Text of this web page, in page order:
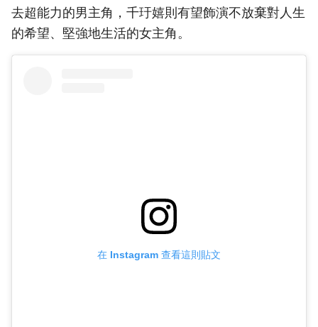
去超能力的男主角，千玗嬉則有望飾演不放棄對人生
的希望、堅強地生活的女主角。
在 Instagram 查看這則貼文